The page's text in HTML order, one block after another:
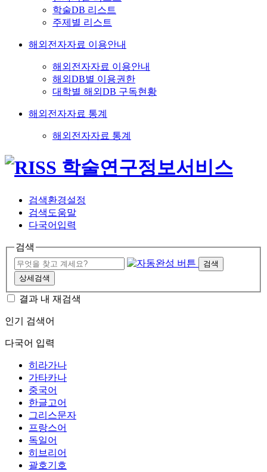
학술DB 리스트
주제별 리스트
해외전자자료 이용안내
해외전자자료 이용안내
해외DB별 이용권한
대학별 해외DB 구독현황
해외전자자료 통계
해외전자자료 통계
검색환경설정
검색도움말
다국어입력
검색
검색
상세검색
결과 내 재검색
인기 검색어
다국어 입력
히라가나
가타카나
중국어
한글고어
그리스문자
프랑스어
독일어
히브리어
괄호기호